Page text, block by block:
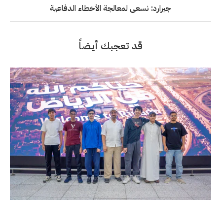
جيرارد: نسعى لمعالجة الأخطاء الدفاعية
قد تعجبك أيضاً